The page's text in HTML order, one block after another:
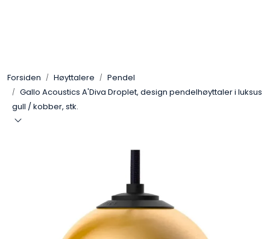
Forsiden Høyttalere
Pendel
Gallo Acoustics A'Diva Droplet, design pendelhøyttaler i luksus
gull / kobber, stk.
SONOS
Smarthus